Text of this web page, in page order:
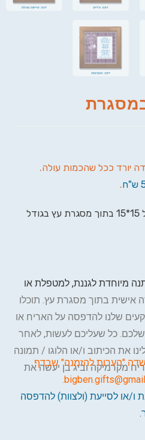
יורד ככל שהכמות עולה.
.
אריח מקרמיקה מבריקה בגודל 15*15 בתוך מסגרת עץ בגודל
מיוחדת לגננת, למטפלת או
אישית בתוך מסגרת עץ. תוכלו
שלנו להדפסה על האריח או
כל שעליכם לעשות, לאחר
את הכיתוב ו/או הלוגו / תמונה
מקרמיקה וביג בן יעשה את
"הערות להזמנה" שבדף
.
או לסייעת (ולצוות) להדפסה